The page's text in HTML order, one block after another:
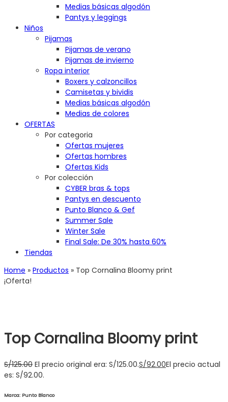
Medias básicas algodón
Pantys y leggings
Niños
Pijamas
Pijamas de verano
Pijamas de invierno
Ropa interior
Boxers y calzoncillos
Camisetas y bividis
Medias básicas algodón
Medias de colores
OFERTAS
Por categoria
Ofertas mujeres
Ofertas hombres
Ofertas Kids
Por colección
CYBER bras & tops
Pantys en descuento
Punto Blanco & Gef
Summer Sale
Winter Sale
Final Sale: De 30% hasta 60%
Tiendas
Home » Productos » Top Cornalina Bloomy print
¡Oferta!
Top Cornalina Bloomy print
S/125.00 El precio original era: S/125.00.S/92.00El precio actual
es: S/92.00.
Marca: Punto Blanco